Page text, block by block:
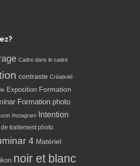
Cadre dans le cadre
contraste Créativité
Exposition Formation
Formation photo
Instagram Intention
traitement photo
4 Matériel
noir et blanc